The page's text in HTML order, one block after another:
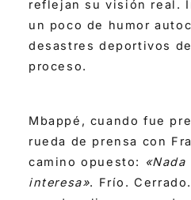
reflejan su visión real.
un poco de humor
desastres deportivos
proceso.
Mbappé, cuando fue
rueda de prensa con
camino opuesto:
interesa». Frío.